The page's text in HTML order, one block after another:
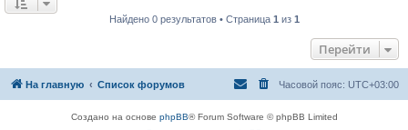
Найдено 0 результатов • Страница 1 из 1
Перейти
На главную Список форумов Часовой пояс: UTC+03:00
Создано на основе phpBB® Forum Software © phpBB Limited